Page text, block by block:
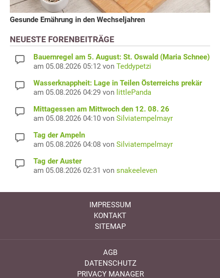
Gesunde Ernährung in den Wechseljahren
NEUESTE FORENBEITRÄGE
Bauernregel am 5. August: St. Oswald (Maria Schnee)
am 05.08.2026 05:12 von Teddypetzi
Wasserknappheit: Lage in Teilen Österreichs prekär
am 05.08.2026 04:29 von littlePanda
Mittagessen am Mittwoch den 12. 08. 26
am 05.08.2026 04:10 von Silviatempelmayr
Tag der Ampeln
am 05.08.2026 04:08 von Silviatempelmayr
Tag der Auster
am 05.08.2026 02:31 von snakeeleven
IMPRESSUM
KONTAKT
SITEMAP
AGB
DATENSCHUTZ
PRIVACY MANAGER